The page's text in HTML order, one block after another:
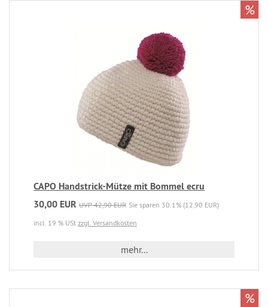
CAPO Handstrick-Mütze mit Bommel ecru
30,00 EUR UVP 42,90 EUR Sie sparen 30.1% (12,90 EUR)
incl. 19 % USt zzgl. Versandkosten
mehr...
%
%